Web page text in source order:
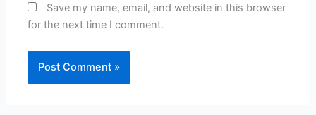
Save my name, email, and website in this browser
for the next time I comment.